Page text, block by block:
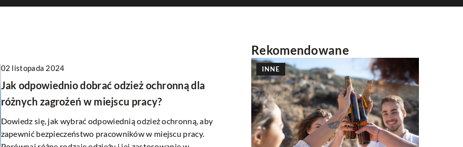
02 listopada 2024
Jak odpowiednio dobrać odzież ochronną dla
różnych zagrożeń w miejscu pracy?
Dowiedz się, jak wybrać odpowiednią odzież ochronną, aby
zapewnić bezpieczeństwo pracowników w miejscu pracy.
Rekomendowane
INNE